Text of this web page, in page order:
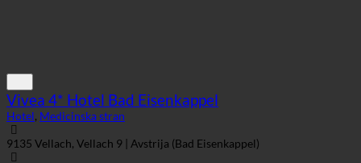
Vivea 4* Hotel Bad Eisenkappel
Hotel, Medicinska stran
9135 Vellach, Vellach 9 | Avstrija (Bad Eisenkappel)